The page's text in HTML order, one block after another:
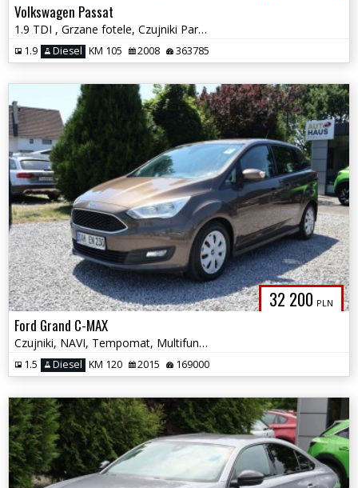
Volkswagen Passat
1.9 TDI , Grzane fotele, Czujniki Parkowania.
1.9 Diesel KM 105 2008 363785
32 200 PLN
Ford Grand C-MAX
Czujniki, NAVI, Tempomat, Multifunkcja, El. Szyby, Climatronic, 7 Osób
1.5 Diesel KM 120 2015 169000